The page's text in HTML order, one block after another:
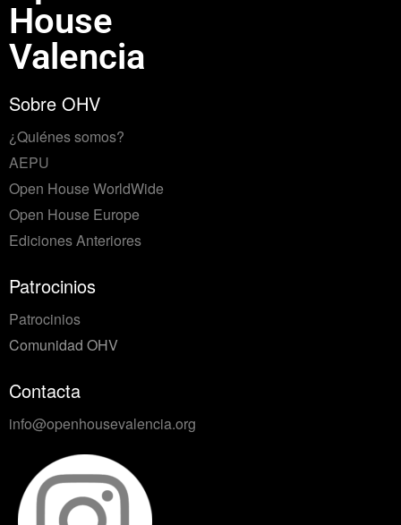
House
Valencia
Sobre OHV
¿Quiénes somos?
AEPU
Open House WorldWide
Open House Europe
Ediciones Anteriores
Patrocinios
Patrocinios
Comunidad OHV
Contacta
info@openhousevalencia.org